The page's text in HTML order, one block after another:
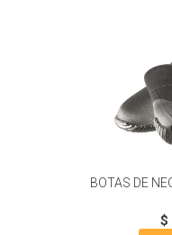
BOTAS DE
$